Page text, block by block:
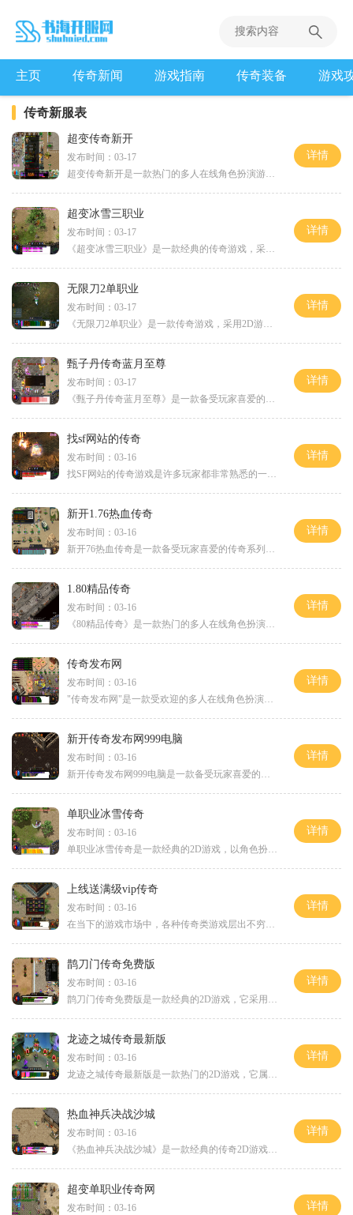
主页 传奇新闻 游戏指南 传奇装备 游戏
传奇新服表
超变传奇新开
发布时间：03-17
超变传奇新开是一款热门的多人在线角色扮演游戏，它吸引了广大玩家的注意。这款游戏以其刺激的玩法和丰富的内容而备受好评。以下将介绍超变传奇新开的具体玩法，以便玩家能更
详情
超变冰雪三职业
发布时间：03-17
《超变冰雪三职业》是一款经典的传奇游戏，采用2D游戏画面，承载了众多玩家对角色扮演的热爱。游戏以万人在线和玩家互动为特点，给玩家带来了丰富多彩的游戏体验。在《超变冰雪
详情
无限刀2单职业
发布时间：03-17
《无限刀2单职业》是一款传奇游戏，采用2D游戏画面，以角色扮演为基础。游戏拥有万人在线的特点，玩家可以与其他玩家进行互动。在《无限刀2单职业》中，玩家可以选择不同的职业
详情
甄子丹传奇蓝月至尊
发布时间：03-17
《甄子丹传奇蓝月至尊》是一款备受玩家喜爱的角色扮演游戏。这款游戏在市场上独树一帜，以其独特的玩法和精美的画面受到了广大玩家的追捧。下面将为大家详细介绍《甄子丹传奇
详情
找sf网站的传奇
发布时间：03-16
找SF网站的传奇游戏是许多玩家都非常熟悉的一种游戏方式。在传奇游戏中，玩家可以选择不同的角色扮演，探索广阔的游戏世界，参与各种激烈的战斗，并与其他玩家进行交互。本文将
详情
新开1.76热血传奇
发布时间：03-16
新开76热血传奇是一款备受玩家喜爱的传奇系列游戏。借助现代科技的力量，将经典游戏带入全新的时代。本文介绍了该游戏的具体玩法，包括角色选择、技能系统、副本挑战等内容。玩
详情
1.80精品传奇
发布时间：03-16
《80精品传奇》是一款热门的多人在线角色扮演游戏，玩家可以在虚拟的游戏世界中扮演不同的角色，与其他玩家进行互动和战斗。游戏以其丰富的玩法和精美的画面而备受玩家们的喜爱
详情
传奇发布网
发布时间：03-16
"传奇发布网"是一款受欢迎的多人在线角色扮演游戏。无论你是一个游戏新手还是一个经验丰富的玩家，这款游戏都能够带给你充满挑战和乐趣的游戏体验。下面我们来详细介绍"传奇发
详情
新开传奇发布网999电脑
发布时间：03-16
新开传奇发布网999电脑是一款备受玩家喜爱的网络游戏，具有丰富的游戏内容和精彩的玩法。在这个游戏中，玩家将扮演一个勇敢无畏的英雄，与其他玩家一起探索冒险，领略名副其实
详情
单职业冰雪传奇
发布时间：03-16
单职业冰雪传奇是一款经典的2D游戏，以角色扮演为核心，拥有万人在线和强大的玩家互动功能。这款游戏不仅有精彩纷呈的战斗系统和刺激的副本挑战，还有满屏光柱和装备升级系统等
详情
上线送满级vip传奇
发布时间：03-16
在当下的游戏市场中，各种传奇类游戏层出不穷，而今天要为大家介绍的是一款名为“上线送满级VIP传奇”的游戏。这款游戏在保留了传奇游戏经典玩法的基础上，还提供了别样的游戏
详情
鹊刀门传奇免费版
发布时间：03-16
鹊刀门传奇免费版是一款经典的2D游戏，它采用传奇游戏的独特玩法，带给玩家丰富的角色扮演体验。这款游戏支持万人在线，玩家们可以互动交流，展现自己的实力和技巧。传奇游戏起
详情
龙迹之城传奇最新版
发布时间：03-16
龙迹之城传奇最新版是一款热门的2D游戏，它属于角色扮演游戏的范畴，拥有万人在线的庞大玩家群体。玩家可以与其他玩家互动，体验到真实的社交与竞技乐趣。传奇游戏的玩法非常具
详情
热血神兵决战沙城
发布时间：03-16
《热血神兵决战沙城》是一款经典的传奇2D游戏，以角色扮演为主题，给玩家们带来了无与伦比的游戏体验。这款游戏采用了万人在线模式，让玩家们可以与全球的玩家互动，体验到真正
详情
超变单职业传奇网
发布时间：03-16
详情